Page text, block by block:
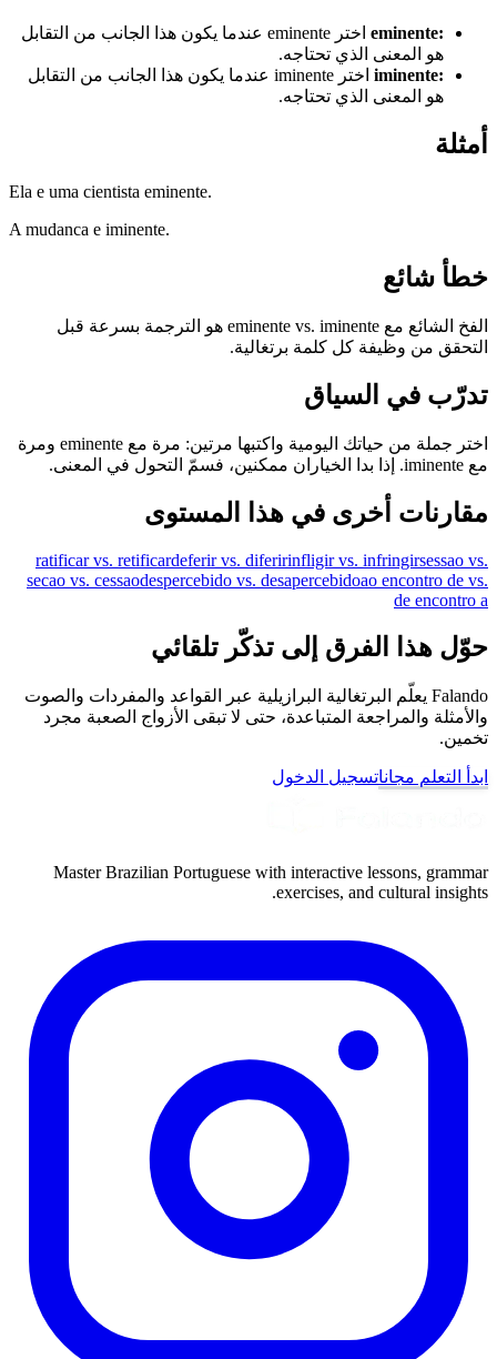
eminente:
اختر eminente عندما يكون هذا الجانب من التقابل
هو المعنى الذي تحتاجه.
iminente:
اختر iminente عندما يكون هذا الجانب من التقابل
هو المعنى الذي تحتاجه.
أمثلة
Ela e uma cientista eminente.
A mudanca e iminente.
خطأ شائع
الفخ الشائع مع eminente vs. iminente هو الترجمة بسرعة قبل
التحقق من وظيفة كل كلمة برتغالية.
تدرّب في السياق
اختر جملة من حياتك اليومية واكتبها مرتين: مرة مع eminente ومرة
مع iminente. إذا بدا الخياران ممكنين، فسمّ التحول في المعنى.
مقارنات أخرى في هذا المستوى
ratificar vs. retificardeferir vs. diferirinfligir vs. infringirsessao vs.
secao vs. cessaodespercebido vs. desapercebidoao encontro de vs.
de encontro a
حوّل هذا الفرق إلى تذكّر تلقائي
Falando يعلّم البرتغالية البرازيلية عبر القواعد والمفردات والصوت
والأمثلة والمراجعة المتباعدة، حتى لا تبقى الأزواج الصعبة مجرد
تخمين.
ابدأ التعلم مجاناتسجيل الدخول
Master Brazilian Portuguese with interactive lessons, grammar
exercises, and cultural insights.